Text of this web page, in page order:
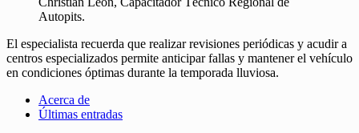
Autopits.
El especialista recuerda que realizar revisiones periódicas y acudir a
centros especializados permite anticipar fallas y mantener el vehículo
en condiciones óptimas durante la temporada lluviosa.
Acerca de
Últimas entradas